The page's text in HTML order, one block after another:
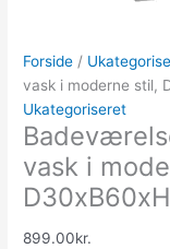
Forside /
vask i moderne stil,
Ukategoriseret
vask i
899.00kr.